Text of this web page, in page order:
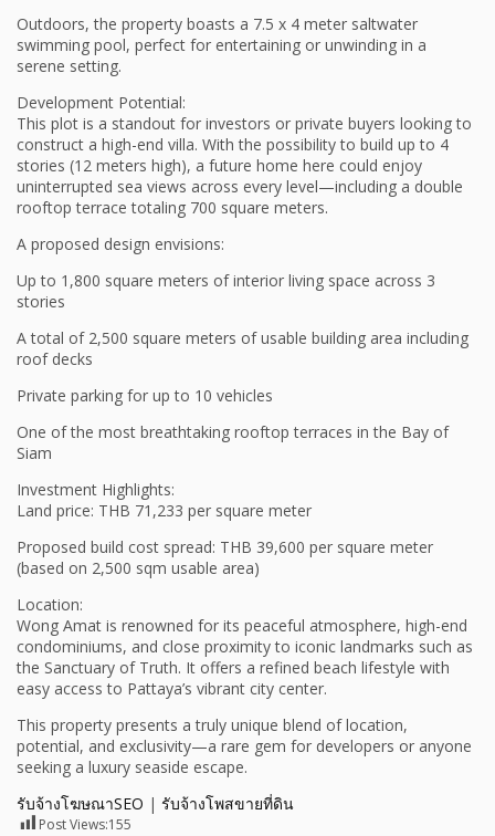
Outdoors, the property boasts a 7.5 x 4 meter saltwater
swimming pool, perfect for entertaining or unwinding in a
serene setting.
Development Potential:
This plot is a standout for investors or private buyers looking to
construct a high-end villa. With the possibility to build up to 4
stories (12 meters high), a future home here could enjoy
uninterrupted sea views across every level—including a double
rooftop terrace totaling 700 square meters.
A proposed design envisions:
Up to 1,800 square meters of interior living space across 3
stories
A total of 2,500 square meters of usable building area including
roof decks
Private parking for up to 10 vehicles
One of the most breathtaking rooftop terraces in the Bay of
Siam
Investment Highlights:
Land price: THB 71,233 per square meter
Proposed build cost spread: THB 39,600 per square meter
(based on 2,500 sqm usable area)
Location:
Wong Amat is renowned for its peaceful atmosphere, high-end
condominiums, and close proximity to iconic landmarks such as
the Sanctuary of Truth. It offers a refined beach lifestyle with
easy access to Pattaya’s vibrant city center.
This property presents a truly unique blend of location,
potential, and exclusivity—a rare gem for developers or anyone
seeking a luxury seaside escape.
รับจ้างโฆษณาSEO | รับจ้างโพสขายที่ดิน
Post Views:155